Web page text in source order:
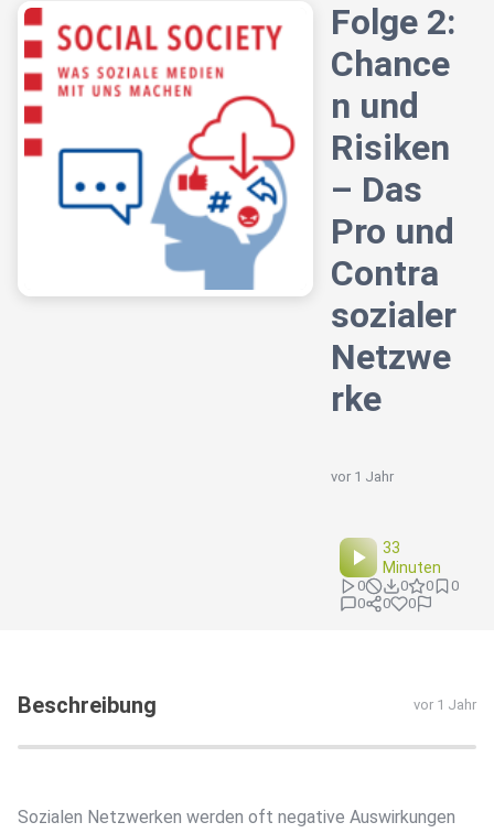
Folge 2:
Chance
n und
Risiken
– Das
Pro und
Contra
sozialer
Netzwe
rke
vor 1 Jahr
33
Minuten
0 0 0
0
0
0 0
Beschreibung vor 1 Jahr
Sozialen Netzwerken werden oft negative Auswirkungen